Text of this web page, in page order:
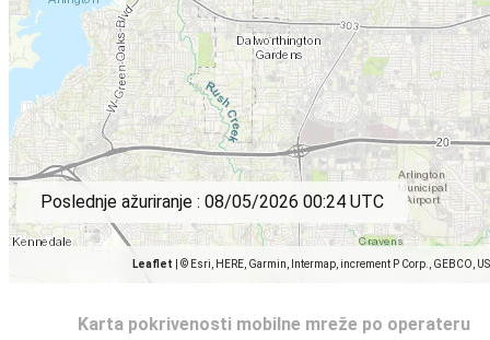
Leaflet © Esri, HERE, Garmin, Intermap, increment P Corp., GEBCO,
Poslednje ažuriranje : 08/05/2026 00:24 UTC
Karta pokrivenosti mobilne mreže po operateru